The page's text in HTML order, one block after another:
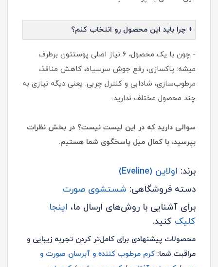
+ چرا باید این محصول رو انتخاب کنم؟
- چون با یک محصول، ۶ نیاز اصلی پوستتون برطرف
میشه: پاکسازی، رفع جوش سرسیاه، کاهش منافذ،
مرطوب‌سازی، شادابی و کنترل چربی. یعنی دیگه نیازی به
چند محصول مختلف ندارید.
سوالی دارید که در این لیست نیست؟ در بخش نظرات
بپرسید، با کمال میل پاسخگوی شما هستیم.
برند: اولاین (Eveline)
دسته فروشگاهی: شستشوی صورت
برای آشنایی با روش‌های ارسال ما، اینجا
کلیک کنید.
محصولات پیشنهادی برای کامل‌تر کردن تجربه زیبایی و
مراقبت شما: کرم مرطوب کننده و آبرسان صورت و